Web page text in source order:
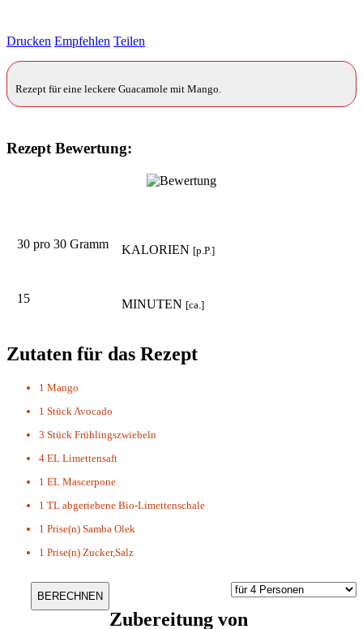
Drucken Empfehlen Teilen
Rezept für eine leckere Guacamole mit Mango.
Rezept Bewertung:
30 pro 30 Gramm KALORIEN [p.P.]
15 MINUTEN [ca.]
Zutaten für das Rezept
1 Mango
1 StückAvocado
3 Stück Frühlingszwiebeln
4 EL Limettensaft
1 EL Mascerpone
1 TL abgeriebene Bio-Limettenschale
1 Prise(n) Samba Olek
1 Prise(n) Zucker,Salz
Zubereitung von